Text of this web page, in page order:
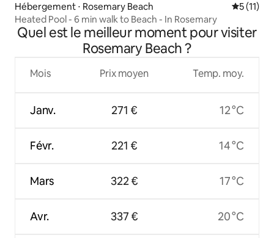
Hébergement ⋅ Rosemary Beach
5 (11)
Heated Pool - 6 min walk to Beach - In Rosemary
Quel est le meilleur moment pour visiter
Rosemary Beach ?
Mois
Janv.
Févr.
Mars
Avr.
Prix moyen
271 €
221 €
322 €
337 €
Temp. moy.
12 °C
14 °C
17 °C
20 °C